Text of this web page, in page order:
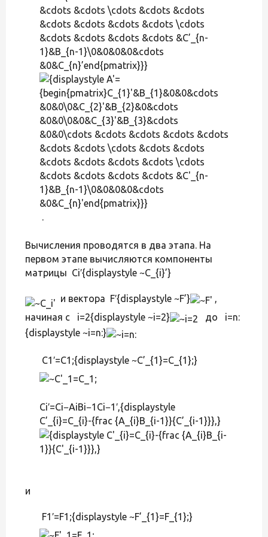
&cdots &cdots \cdots &cdots &cdots
&cdots &cdots &cdots &cdots \cdots
&cdots &cdots &cdots &cdots &C’_{n-
1}&B_{n-1}\0&0&0&0&cdots
&0&C_{n}’end{pmatrix}}}
.
Вычисления проводятся в два этапа. На
первом этапе вычисляются компоненты
матрицы Ci′{displaystyle ~C_{i}’}
и вектора F′{displaystyle ~F’}
,
начиная с i=2{displaystyle ~i=2}
до i=n:
{displaystyle ~i=n:}
C1′=C1;{displaystyle ~C’_{1}=C_{1};}
Ci′=Ci−AiBi−1Ci−1′,{displaystyle
C’_{i}=C_{i}-{frac {A_{i}B_{i-1}}{C’_{i-1}}},}
и
F1′=F1;{displaystyle ~F’_{1}=F_{1};}